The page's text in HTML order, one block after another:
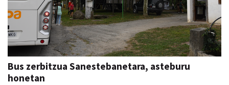
Bus zerbitzua Sanestebanetara, asteburu
honetan